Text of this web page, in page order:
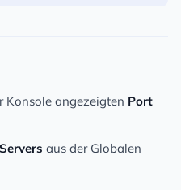
Konsole angezeigten Port
aus der Globalen